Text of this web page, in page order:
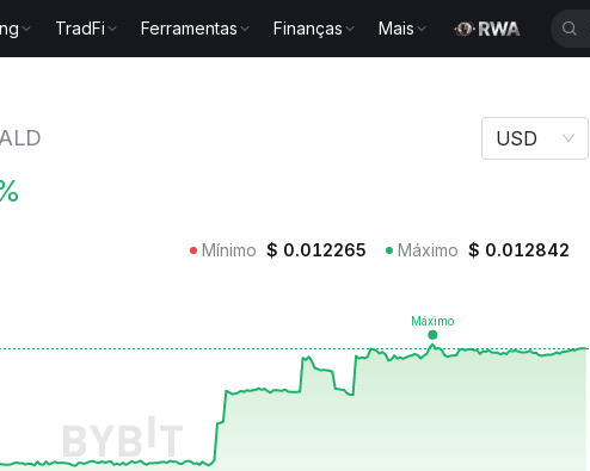
TradFi Ferramentas Finanças Mais
ALD USD
Mínimo $ 0.012265 Máximo $ 0.012842